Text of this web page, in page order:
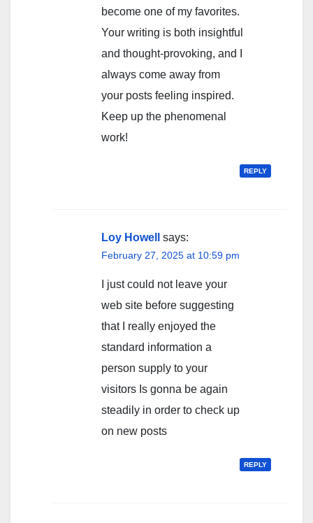
become one of my favorites.
Your writing is both insightful
and thought-provoking, and I
always come away from
your posts feeling inspired.
Keep up the phenomenal
work!
REPLY
Loy Howell says:
February 27, 2025 at 10:59 pm
I just could not leave your
web site before suggesting
that I really enjoyed the
standard information a
person supply to your
visitors Is gonna be again
steadily in order to check up
on new posts
REPLY